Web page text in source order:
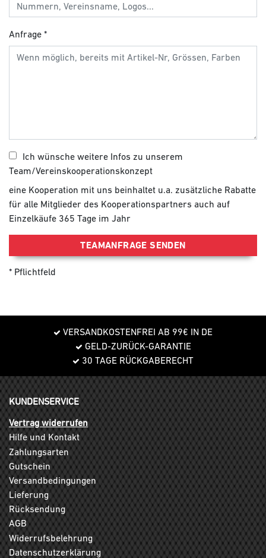
Anfrage
Ich wünsche weitere Infos zu unserem
Team/Vereinskooperationskonzept
eine Kooperation mit uns beinhaltet u.a. zusätzliche Rabatte
für alle Mitglieder des Kooperationspartners auch auf
Einzelkäufe 365 Tage im Jahr
TEAMANFRAGE SENDEN
Pflichtfeld
VERSANDKOSTENFREI AB 99€ IN DE
GELD-ZURÜCK-GARANTIE
30 TAGE RÜCKGABERECHT
KUNDENSERVICE
Vertrag widerrufen
Hilfe und Kontakt
Zahlungsarten
Gutschein
Versandbedingungen
Lieferung
Rücksendung
AGB
Widerrufsbelehrung
Datenschutzerklärung